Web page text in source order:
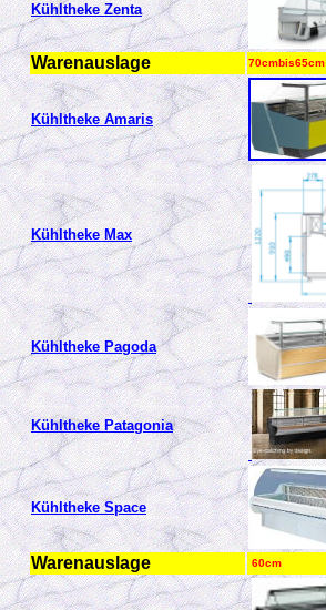
Kühltheke Zenta
Warenauslage 70cmbis65cm
Kühltheke Amaris
KühlthekeMax
Kühltheke Pagoda
Kühltheke Patagonia
Kühltheke Space
Warenauslage 60cm